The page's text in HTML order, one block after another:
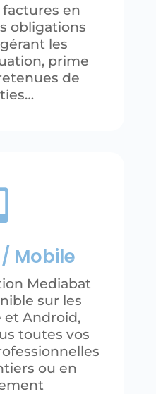
factures en
obligations
les
prime
de
Mobile
Mediabat
sur les
et Android,
toutes vos
ou en